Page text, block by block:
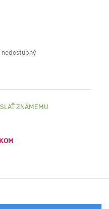
ZNÁMEMU